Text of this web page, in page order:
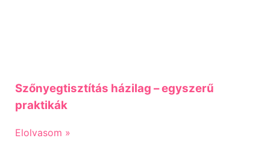
Szőnyegtisztítás házilag – egyszerű
praktikák
Elolvasom »